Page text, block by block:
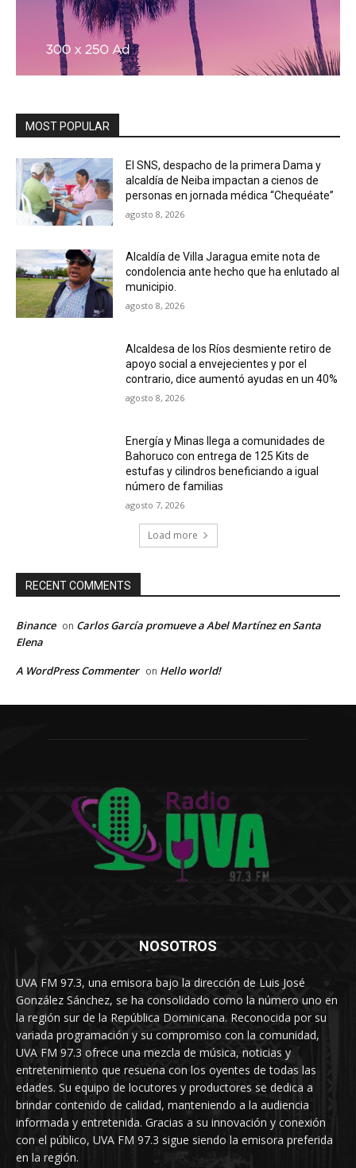
MOST POPULAR
El SNS, despacho de la primera Dama y
alcaldía de Neiba impactan a cienos de
personas en jornada médica “Chequéate”
agosto 8, 2026
Alcaldía de Villa Jaragua emite nota de
condolencia ante hecho que ha enlutado al
municipio.
agosto 8, 2026
Alcaldesa de los Ríos desmiente retiro de
apoyo social a envejecientes y por el
contrario, dice aumentó ayudas en un 40%
agosto 8, 2026
Energía y Minas llega a comunidades de
Bahoruco con entrega de 125 Kits de
estufas y cilindros beneficiando a igual
número de familias
agosto 7, 2026
Load more
RECENT COMMENTS
Binance on Carlos García promueve a Abel Martínez en Santa
Elena
A WordPress Commenter on Hello world!
NOSOTROS
UVA FM 97.3, una emisora bajo la dirección de Luis José
González Sánchez, se ha consolidado como la número uno en
la región sur de la República Dominicana. Reconocida por su
variada programación y su compromiso con la comunidad,
UVA FM 97.3 ofrece una mezcla de música, noticias y
entretenimiento que resuena con los oyentes de todas las
edades. Su equipo de locutores y productores se dedica a
brindar contenido de calidad, manteniendo a la audiencia
informada y entretenida. Gracias a su innovación y conexión
con el público, UVA FM 97.3 sigue siendo la emisora preferida
en la región.